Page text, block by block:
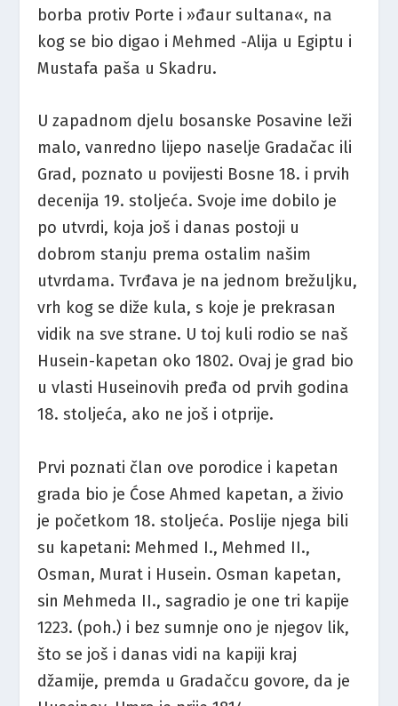
borba protiv Porte i »đaur sultana«, na
kog se bio digao i Mehmed -Alija u Egiptu i
Mustafa paša u Skadru.
U zapadnom djelu bosanske Posavine leži
malo, vanredno lijepo naselje Gradačac ili
Grad, poznato u povijesti Bosne 18. i prvih
decenija 19. stoljeća. Svoje ime dobilo je
po utvrdi, koja još i danas postoji u
dobrom stanju prema ostalim našim
utvrdama. Tvrđava je na jednom brežuljku,
vrh kog se diže kula, s koje je prekrasan
vidik na sve strane. U toj kuli rodio se naš
Husein-kapetan oko 1802. Ovaj je grad bio
u vlasti Huseinovih pređa od prvih godina
18. stoljeća, ako ne još i otprije.
Prvi poznati član ove porodice i kapetan
grada bio je Ćose Ahmed kapetan, a živio
je početkom 18. stoljeća. Poslije njega bili
su kapetani: Mehmed I., Mehmed II.,
Osman, Murat i Husein. Osman kapetan,
sin Mehmeda II., sagradio je one tri kapije
1223. (poh.) i bez sumnje ono je njegov lik,
što se još i danas vidi na kapiji kraj
džamije, premda u Gradačcu govore, da je